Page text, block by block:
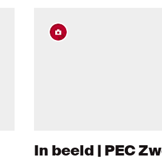
In beeld | PEC